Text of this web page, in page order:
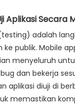
Aplikasi Secara
adalah
ke publik. Mobile
menyeluruh
dan bekerja
aplikasi diuji di
memastikan